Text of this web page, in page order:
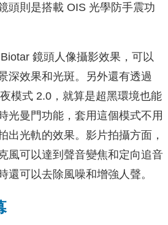
頭則是搭載 OIS 光學防手震功
鏡頭人像攝影效果，可以
深效果和光斑。另外還有透過
模式 2.0，就算是超黑環境也能
光曼門功能，套用這個模式不用
出光軌的效果。影片拍攝方面，
風可以達到聲音變焦和定向追音
還可以去除風噪和增強人聲。